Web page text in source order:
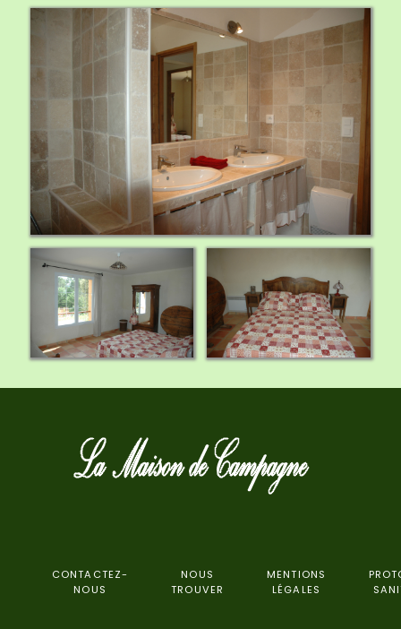
CONTACTEZ-
NOUS
NOUS
TROUVER
MENTIONS
LÉGALES